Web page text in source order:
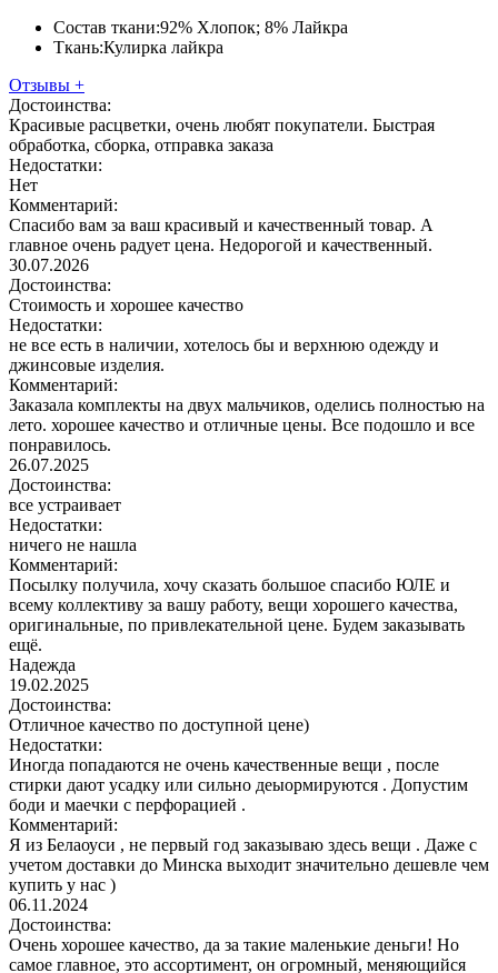
Состав ткани:92% Хлопок; 8% Лайкра
Ткань:Кулирка лайкра
Отзывы +
Достоинства:
Красивые расцветки, очень любят покупатели. Быстрая
обработка, сборка, отправка заказа
Недостатки:
Нет
Комментарий:
Спасибо вам за ваш красивый и качественный товар. А
главное очень радует цена. Недорогой и качественный.
30.07.2026
Достоинства:
Стоимость и хорошее качество
Недостатки:
не все есть в наличии, хотелось бы и верхнюю одежду и
джинсовые изделия.
Комментарий:
Заказала комплекты на двух мальчиков, оделись полностью на
лето. хорошее качество и отличные цены. Все подошло и все
понравилось.
26.07.2025
Достоинства:
все устраивает
Недостатки:
ничего не нашла
Комментарий:
Посылку получила, хочу сказать большое спасибо ЮЛЕ и
всему коллективу за вашу работу, вещи хорошего качества,
оригинальные, по привлекательной цене. Будем заказывать
ещё.
Надежда
19.02.2025
Достоинства:
Отличное качество по доступной цене)
Недостатки:
Иногда попадаются не очень качественные вещи , после
стирки дают усадку или сильно деыормируются . Допустим
боди и маечки с перфорацией .
Комментарий:
Я из Белаоуси , не первый год заказываю здесь вещи . Даже с
учетом доставки до Минска выходит значительно дешевле чем
купить у нас )
06.11.2024
Достоинства:
Очень хорошее качество, да за такие маленькие деньги! Но
самое главное, это ассортимент, он огромный, меняющийся